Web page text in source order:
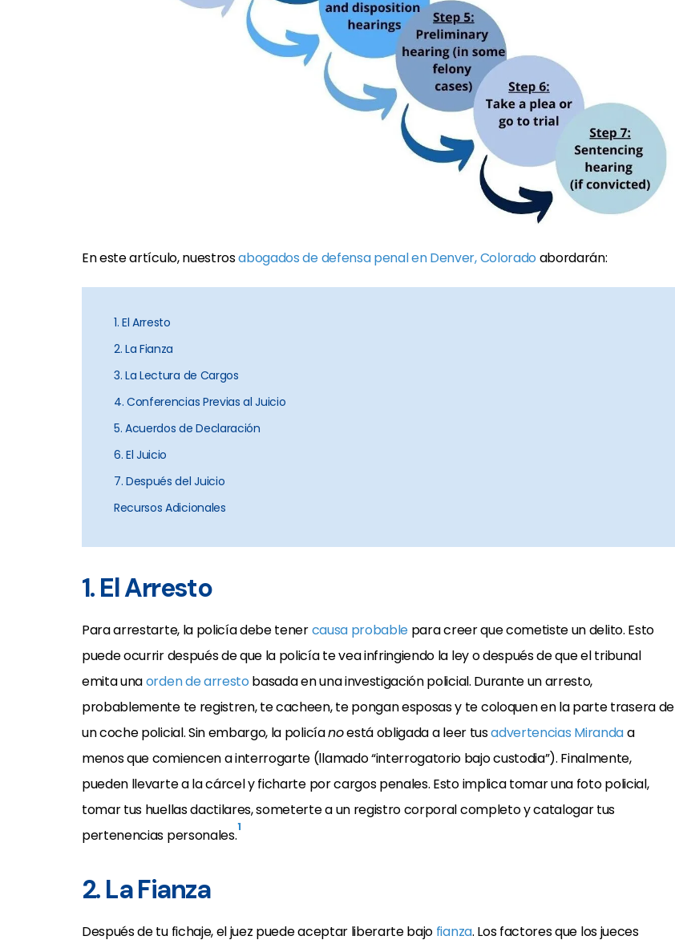
En este artículo, nuestrosabogados de defensa penal en Denver, Colorado abordarán:
1. El Arresto
2. La Fianza
3. La Lectura de Cargos
4. Conferencias Previas al Juicio
5. Acuerdos de Declaración
6. El Juicio
7. Después del Juicio
Recursos Adicionales
1. El Arresto
Para arrestarte, la policía debe tenercausa probable para creer que cometiste un delito. Esto
puede ocurrir después de que la policía te vea infringiendo la ley o después de que el tribunal
emita unaorden de arresto basada en una investigación policial. Durante un arresto,
probablemente te registren, te cacheen, te pongan esposas y te coloquen en la parte trasera de
un coche policial. Sin embargo, la policíanoestá obligada a leer tusadvertencias Mirandaa
menos que comiencen a interrogarte (llamado “interrogatorio bajo custodia”). Finalmente,
pueden llevarte a la cárcel y ficharte por cargos penales. Esto implica tomar una foto policial,
tomar tus huellas dactilares, someterte a un registro corporal completo y catalogar tus
pertenencias personales.1
2. La Fianza
Después de tu fichaje, el juez puede aceptar liberarte bajo fianza. Los factores que los jueces